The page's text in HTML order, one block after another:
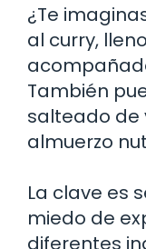
¿Te
al curry,
También
salteado de
almuerzo
La clave es
miedo de
diferentes